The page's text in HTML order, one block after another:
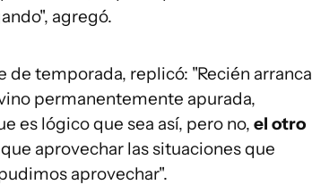
agregó.
temporada, replicó: "Recién arranca
permanentemente apurada,
es lógico que sea así, pero no, el otro
aprovechar las situaciones que
aprovechar".